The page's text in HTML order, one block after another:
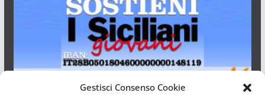
Gestisci Consenso Cookie